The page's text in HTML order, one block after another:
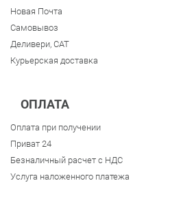
Новая Почта
Самовывоз
Деливери, CAT
Курьерская доставка
ОПЛАТА
Оплата при получении
Приват 24
Безналичный расчет с НДС
Услуга наложенного платежа